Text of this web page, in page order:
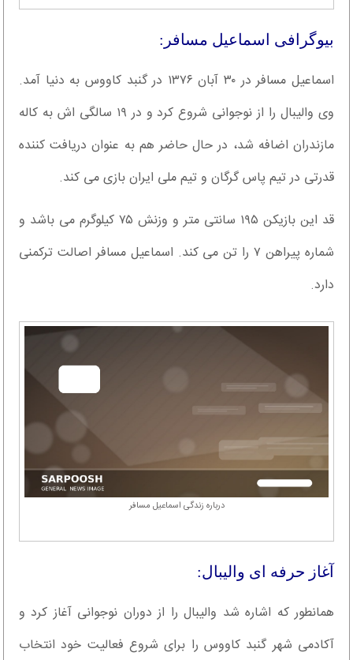
بیوگرافی اسماعیل مسافر:
اسماعیل مسافر در ۳۰ آبان ۱۳۷۶ در گنبد کاووس به دنیا آمد.
وی والیبال را از نوجوانی شروع کرد و در ۱۹ سالگی اش به کاله
مازندران اضافه شد، در حال حاضر هم به عنوان دریافت کننده
قدرتی در تیم پاس گرگان و تیم ملی ایران بازی می کند.
قد این بازیکن ۱۹۵ سانتی متر و وزنش ۷۵ کیلوگرم می باشد و
شماره پیراهن ۷ را تن می کند. اسماعیل مسافر اصالت ترکمنی
دارد.
درباره زندگی اسماعیل مسافر
آغاز حرفه ای والیبال:
همانطور که اشاره شد والیبال را از دوران نوجوانی آغاز کرد و
آکادمی شهر گنبد کاووس را برای شروع فعالیت خود انتخاب